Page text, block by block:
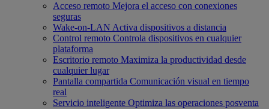
Acceso remoto Mejora el acceso con conexiones
seguras
Wake-on-LAN Activa dispositivos a distancia
Control remoto Controla dispositivos en cualquier
plataforma
Escritorio remoto Maximiza la productividad desde
cualquier lugar
Pantalla compartida Comunicación visual en tiempo
real
Servicio inteligente Optimiza las operaciones posventa